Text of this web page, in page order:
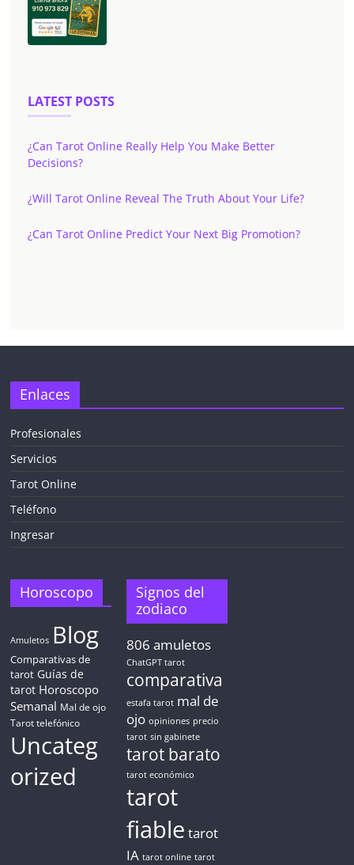
LATEST POSTS
¿Can Tarot Online Really Help You Make Better
Decisions?
¿Will Tarot Online Reveal The Truth About Your Life?
¿Can Tarot Online Predict Your Next Big Promotion?
TAROT GRATIS
✓ Sin cargos automáticos. El chat se detiene al finalizar el
crédito
Enlaces
Profesionales
Servicios
Tarot Online
Teléfono
Ingresar
Horoscopo
Amuletos Blog
Comparativas de
tarot Guías de
tarot Horoscopo
Semanal Mal de ojo
Tarot telefónico
Uncateg
orized
Signos del
zodiaco
806 amuletos
ChatGPT tarot
comparativa
estafa tarot mal de
ojo opiniones precio
tarot sin gabinete
tarot barato
tarot económico
tarot
fiable tarot
IA tarot online tarot